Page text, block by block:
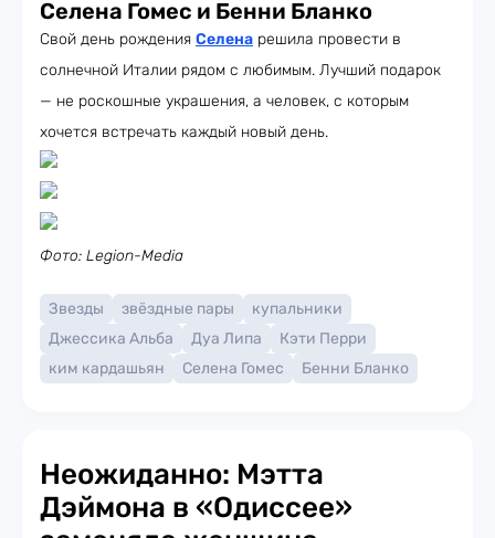
Селена Гомес и Бенни Бланко
Свой день рождения Селена решила провести в
солнечной Италии рядом с любимым. Лучший подарок
— не роскошные украшения, а человек, с которым
хочется встречать каждый новый день.
Фото: Legion-Media
Звезды звёздные пары
купальники
Джессика Альба
Дуа Липа
Кэти Перри
ким кардашьян
Селена Гомес Бенни Бланко
Неожиданно: Мэтта
Дэймона в «Одиссее»